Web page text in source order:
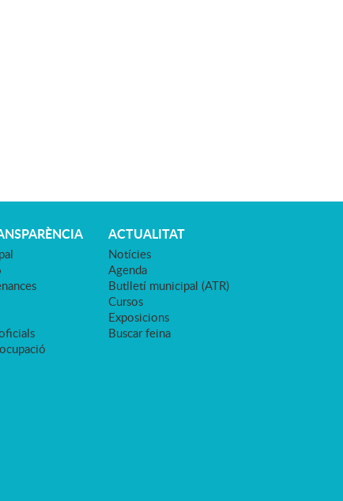
ACTUALITAT
Notícies
Agenda
Butlletí municipal (ATR)
Cursos
Exposicions
Buscar feina